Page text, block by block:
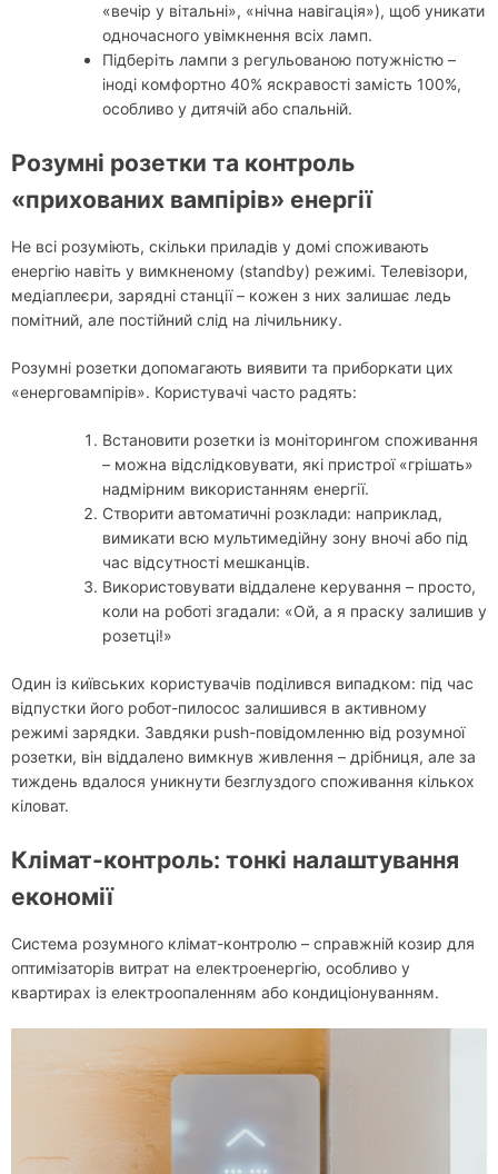
«вечір у вітальні», «нічна навігація»), щоб уникати
одночасного увімкнення всіх ламп.
Підберіть лампи з регульованою потужністю –
іноді комфортно 40% яскравості замість 100%,
особливо у дитячій або спальній.
Розумні розетки та контроль
«прихованих вампірів» енергії
Не всі розуміють, скільки приладів у домі споживають
енергію навіть у вимкненому (standby) режимі. Телевізори,
медіаплеєри, зарядні станції – кожен з них залишає ледь
помітний, але постійний слід на лічильнику.
Розумні розетки допомагають виявити та приборкати цих
«енерговампірів». Користувачі часто радять:
Встановити розетки із моніторингом споживання
– можна відслідковувати, які пристрої «грішать»
надмірним використанням енергії.
Створити автоматичні розклади: наприклад,
вимикати всю мультимедійну зону вночі або під
час відсутності мешканців.
Використовувати віддалене керування – просто,
коли на роботі згадали: «Ой, а я праску залишив у
розетці!»
Один із київських користувачів поділився випадком: під час
відпустки його робот-пилосос залишився в активному
режимі зарядки. Завдяки push-повідомленню від розумної
розетки, він віддалено вимкнув живлення – дрібниця, але за
тиждень вдалося уникнути безглуздого споживання кількох
кіловат.
Клімат-контроль: тонкі налаштування
економії
Система розумного клімат-контролю – справжній козир для
оптимізаторів витрат на електроенергію, особливо у
квартирах із електроопаленням або кондиціонуванням.